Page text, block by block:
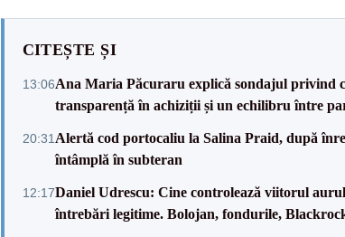
CITEȘTE ȘI
13:06Ana Maria Păcuraru explică sondajul privind
transparență în achiziții și un echilibru între
20:31 Alertă cod portocaliu la Salina Praid, după
întâmplă în subteran
12:17Daniel Udrescu: Cine controlează viitorul
întrebări legitime. Bolojan, fondurile,